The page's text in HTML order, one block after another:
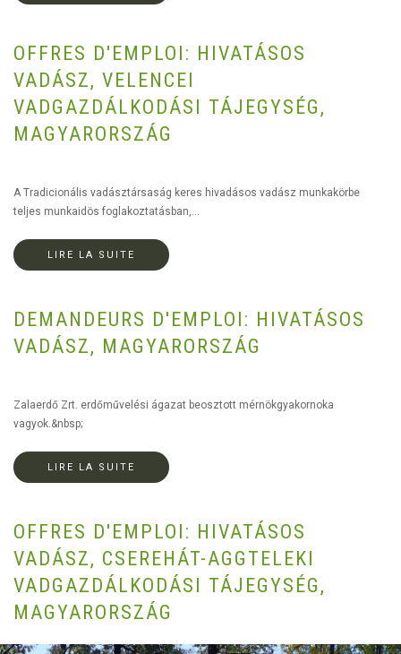
OFFRES D'EMPLOI: HIVATÁSOS
VADÁSZ, VELENCEI
VADGAZDÁLKODÁSI TÁJEGYSÉG,
MAGYARORSZÁG
A Tradicionális vadásztársaság keres hivadásos vadász munkakörbe
teljes munkaidös foglakoztatásban,...
LIRE LA SUITE
DEMANDEURS D'EMPLOI: HIVATÁSOS
VADÁSZ, MAGYARORSZÁG
Zalaerdő Zrt. erdőművelési ágazat beosztott mérnökgyakornoka
vagyok.&nbsp;
LIRE LA SUITE
OFFRES D'EMPLOI: HIVATÁSOS
VADÁSZ, CSEREHÁT-AGGTELEKI
VADGAZDÁLKODÁSI TÁJEGYSÉG,
MAGYARORSZÁG